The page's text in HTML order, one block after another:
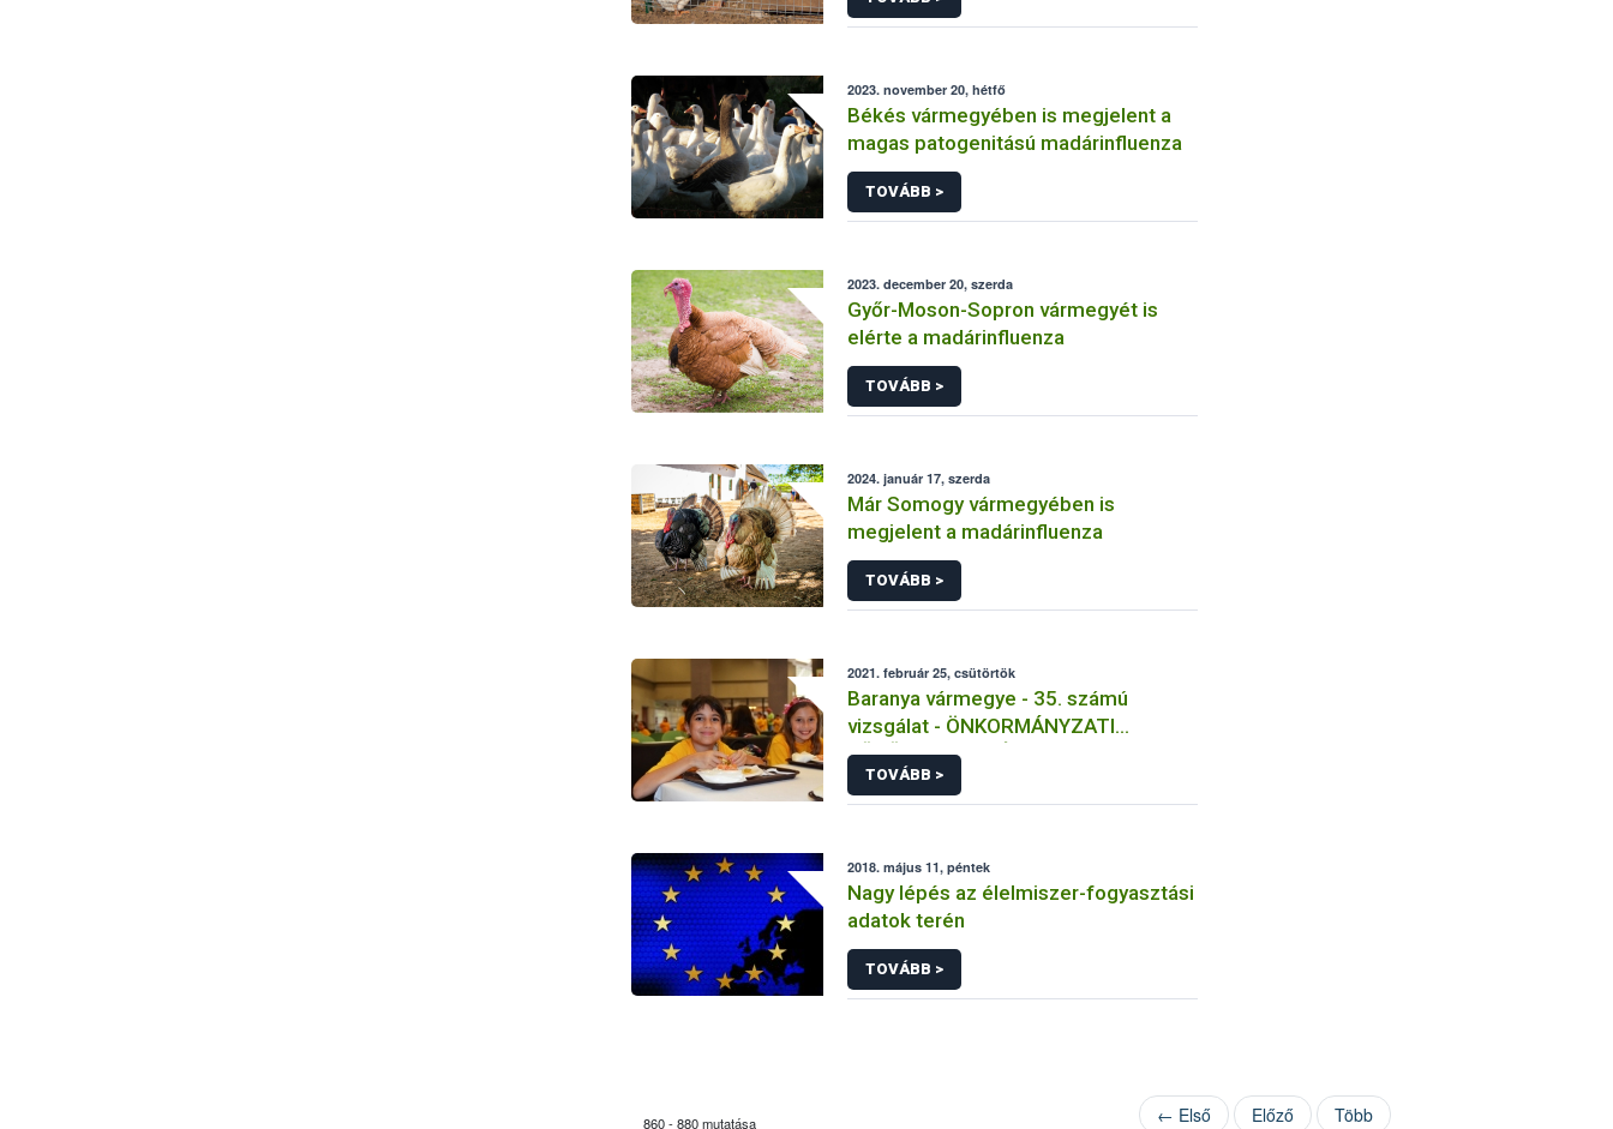
2023. november 20, hétfő
Békés vármegyében is megjelent a
magas patogenitású madárinfluenza
TOVÁBB >
2023. december 20, szerda
Győr-Moson-Sopron vármegyét is
elérte a madárinfluenza
TOVÁBB >
2024. január 17, szerda
Már Somogy vármegyében is
megjelent a madárinfluenza
TOVÁBB >
2021. február 25, csütörtök
Baranya vármegye - 35. számú
vizsgálat - ÖNKORMÁNYZATI
FŐZŐKONYHA - Újpetre
TOVÁBB >
2018. május 11, péntek
Nagy lépés az élelmiszer-fogyasztási
adatok terén
TOVÁBB >
860 - 880 mutatása ← Első Előző Több